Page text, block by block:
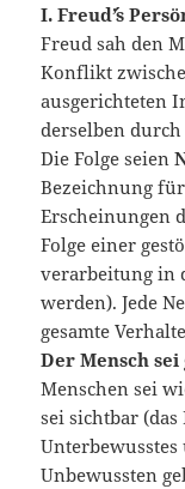
I. Freud´’s
Freud sah den
Konflikt
ausgerichteten
derselben
Die Folge seien
Bezeichnung
Erscheinungen
Folge einer
verarbeitung in
werden). Jede
gesamte
Der Mensch
Menschen sei
sei sichtbar
Unbewussten